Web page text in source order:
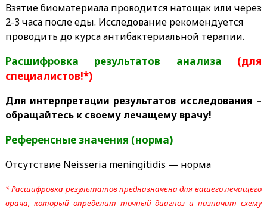
Взятие биоматериала проводится натощак или через
2-3 часа после еды. Исследование рекомендуется
проводить до курса антибактериальной терапии.
Расшифровка результатов анализа (для
специалистов!*)
Для интерпретации результатов исследования –
обращайтесь к своему лечащему врачу!
Референсные значения (норма)
Отсутствие Neisseria meningitidis — норма
* Расшифровка результатов предназначена для вашего лечащего
врача, который определит точный диагноз и назначит схему